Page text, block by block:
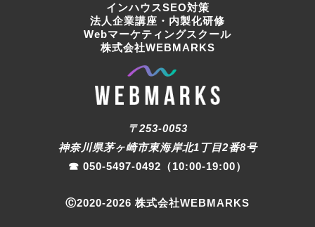
インハウスSEO対策
法人企業講座・内製化研修
Webマーケティングスクール
株式会社WEBMARKS
〒253-0053
神奈川県茅ヶ崎市東海岸北1丁目2番8号
☎︎ 050-5497-0492 （10:00-19:00）
Ⓒ2020-2026 株式会社WEBMARKS